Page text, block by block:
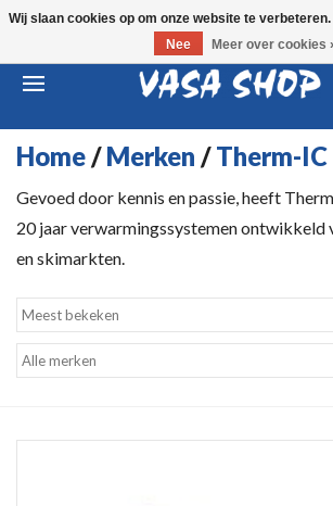
Home/Merken /Therm-IC
Gevoed door kennis en passie, heeft
20 jaar verwarmingssystemen ontwikkeld
en skimarkten.
Wij slaan cookies op om onze website te
Nee
Meer over cookies